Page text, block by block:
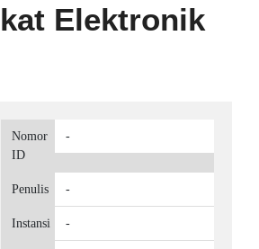
Elektronik
Nomor
ID
-
Penulis -
Instansi -